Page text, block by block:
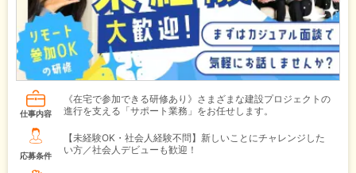
仕事内容
《在宅で参加できる研修あり》さまざまな建設プロジェクトの
進行を支える「サポート業務」をお任せします。
応募条件
【未経験OK・社会人経験不問】新しいことにチャレンジした
い方／社会人デビューも歓迎！